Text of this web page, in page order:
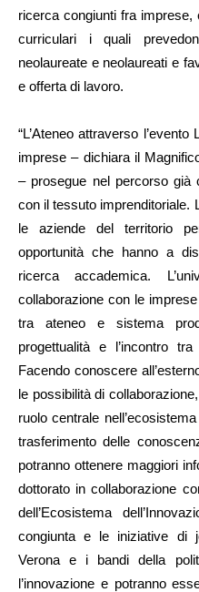
ricerca congiunti fra
curriculari i quali
neolaureate e neolaureati e
e offerta di lavoro.
“L’Ateneo attraverso
imprese – dichiara il
– prosegue nel percorso già
con il tessuto imprenditoriale.
le aziende del territorio
opportunità che hanno a
ricerca accademica.
collaborazione con le
tra ateneo e sistema
progettualità e l’incontro
Facendo conoscere
le possibilità di
ruolo centrale
trasferimento delle
potranno ottenere maggiori
dottorato in collaborazione
dell’Ecosistema
congiunta e le iniziative di
Verona e i bandi della
l’innovazione e potranno